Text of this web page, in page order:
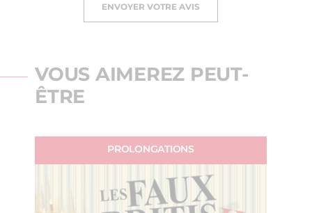
ENVOYER VOTRE AVIS
VOUS AIMEREZ PEUT-
ÊTRE
PROLONGATIONS